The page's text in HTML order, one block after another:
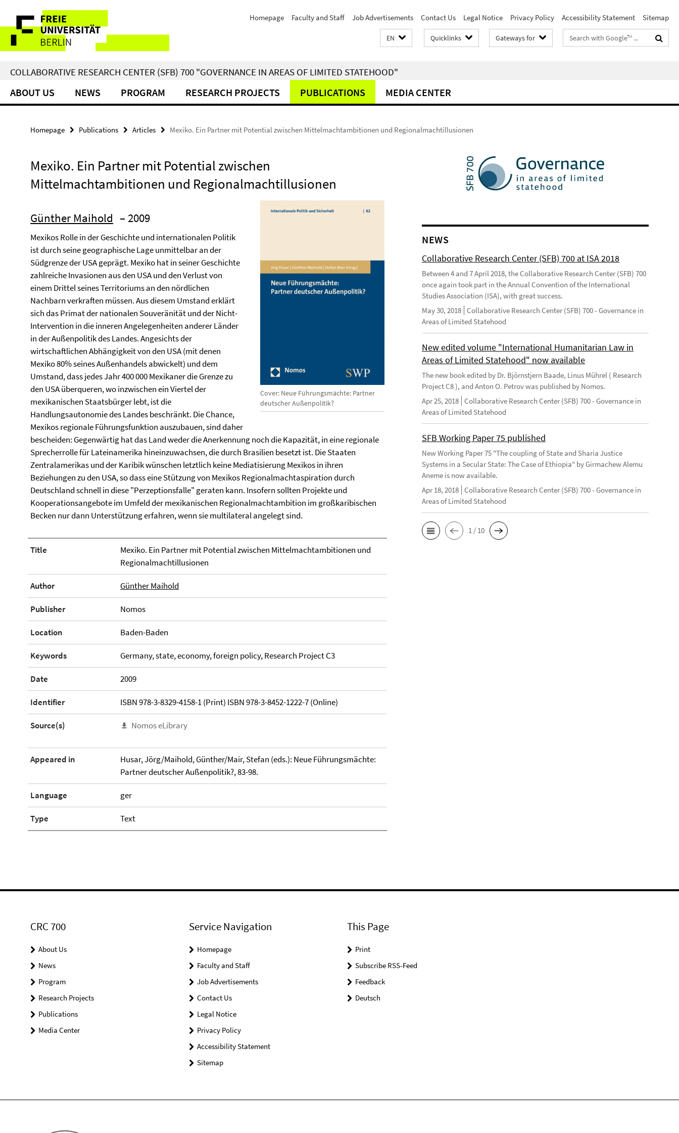
direkt
Inhalt
Service
Navigation
Homepage Faculty and Staff Job Advertisements Contact Us Legal Notice Privacy Policy Accessibility Statement Sitemap
EN Quicklinks Gateways for
Search
terms
COLLABORATIVE RESEARCH CENTER (SFB) 700 "GOVERNANCE IN AREAS OF LIMITED STATEHOOD"
ABOUT US NEWS PROGRAM RESEARCH PROJECTS PUBLICATIONS MEDIA CENTER
Homepage Publications Articles Mexiko. Ein Partner mit Potential zwischen Mittelmachtambitionen und Regionalmachtillusionen
Mexiko. Ein Partner mit Potential zwischen
Mittelmachtambitionen und Regionalmachtillusionen
Cover: Neue Führungsmächte: Partner
deutscher Außenpolitik?
Günther Maihold – 2009
Mexikos Rolle in der Geschichte und internationalen Politik
ist durch seine geographische Lage unmittelbar an der
Südgrenze der USA geprägt. Mexiko hat in seiner Geschichte
zahlreiche Invasionen aus den USA und den Verlust von
einem Drittel seines Territoriums an den nördlichen
Nachbarn verkraften müssen. Aus diesem Umstand erklärt
sich das Primat der nationalen Souveränität und der Nicht-
Intervention in die inneren Angelegenheiten anderer Länder
in der Außenpolitik des Landes. Angesichts der
wirtschaftlichen Abhängigkeit von den USA (mit denen
Mexiko 80% seines Außenhandels abwickelt) und dem
Umstand, dass jedes Jahr 400 000 Mexikaner die Grenze zu
den USA überqueren, wo inzwischen ein Viertel der
mexikanischen Staatsbürger lebt, ist die
Handlungsautonomie des Landes beschränkt. Die Chance,
Mexikos regionale Führungsfunktion auszubauen, sind daher
bescheiden: Gegenwärtig hat das Land weder die Anerkennung noch die Kapazität, in eine regionale
Sprecherrolle für Lateinamerika hineinzuwachsen, die durch Brasilien besetzt ist. Die Staaten
Zentralamerikas und der Karibik wünschen letztlich keine Mediatisierung Mexikos in ihren
Beziehungen zu den USA, so dass eine Stützung von Mexikos Regionalmachtaspiration durch
Deutschland schnell in diese "Perzeptionsfalle" geraten kann. Insofern sollten Projekte und
Kooperationsangebote im Umfeld der mexikanischen Regionalmachtambition im großkaribischen
Becken nur dann Unterstützung erfahren, wenn sie multilateral angelegt sind.
Title
Mexiko. Ein Partner mit Potential zwischen Mittelmachtambitionen und
Regionalmachtillusionen
Author Günther Maihold
Publisher Nomos
Location Baden-Baden
Keywords Germany, state, economy, foreign policy, Research Project C3
Date 2009
Identifier ISBN 978-3-8329-4158-1 (Print) ISBN 978-3-8452-1222-7 (Online)
Source(s) Nomos eLibrary
Appeared in
Husar, Jörg/Maihold, Günther/Mair, Stefan (eds.): Neue Führungsmächte:
Partner deutscher Außenpolitik?, 83-98.
Language ger
Type Text
NEWS
Collaborative Research Center (SFB) 700 at ISA 2018
Between 4 and 7 April 2018, the Collaborative Research Center (SFB) 700
once again took part in the Annual Convention of the International
Studies Association (ISA), with great success.
May 30, 2018 Collaborative Research Center (SFB) 700 - Governance in
Areas of Limited Statehood
New edited volume "International Humanitarian Law in
Areas of Limited Statehood" now available
The new book edited by Dr. Björnstjern Baade, Linus Mührel ( Research
Project C8 ), and Anton O. Petrov was published by Nomos.
Apr 25, 2018 Collaborative Research Center (SFB) 700 - Governance in
Areas of Limited Statehood
SFB Working Paper 75 published
New Working Paper 75 "The coupling of State and Sharia Justice
Systems in a Secular State: The Case of Ethiopia" by Girmachew Alemu
Aneme is now available.
Apr 18, 2018 Collaborative Research Center (SFB) 700 - Governance in
Areas of Limited Statehood
1 / 10
CRC 700
About Us
News
Program
Research Projects
Publications
Media Center
Service Navigation
Homepage
Faculty and Staff
Job Advertisements
Contact Us
Legal Notice
Privacy Policy
Accessibility Statement
Sitemap
This Page
Print
Subscribe RSS-Feed
Feedback
Deutsch